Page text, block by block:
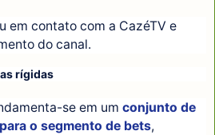
em contato com a CazéTV e
do canal.
rígidas
se em um conjunto de
o segmento de bets,